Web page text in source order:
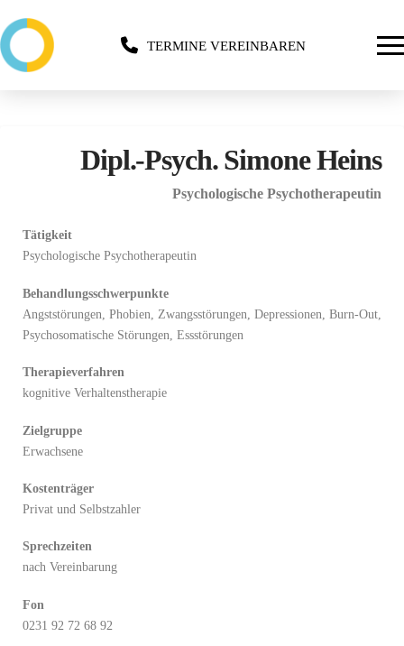
TERMINE VEREINBAREN
Dipl.-Psych. Simone Heins
Psychologische Psychotherapeutin
Tätigkeit
Psychologische Psychotherapeutin
Behandlungsschwerpunkte
Angststörungen, Phobien, Zwangsstörungen, Depressionen, Burn-Out,
Psychosomatische Störungen, Essstörungen
Therapieverfahren
kognitive Verhaltenstherapie
Zielgruppe
Erwachsene
Kostenträger
Privat und Selbstzahler
Sprechzeiten
nach Vereinbarung
Fon
0231 92 72 68 92